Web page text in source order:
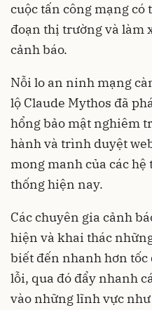
cuộc tấn công mạng có
đoạn thị trường và làm
cảnh báo.
Nỗi lo an ninh mạng
lộ Claude Mythos đã
hổng bảo mật nghiêm
hành và trình duyệt
mong manh của các
thống hiện nay.
Các chuyên gia cảnh
hiện và khai thác
biết đến nhanh hơn
lỗi, qua đó đẩy nhanh
vào những lĩnh vực